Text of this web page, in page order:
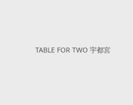
TABLE FOR TWO 宇都宮